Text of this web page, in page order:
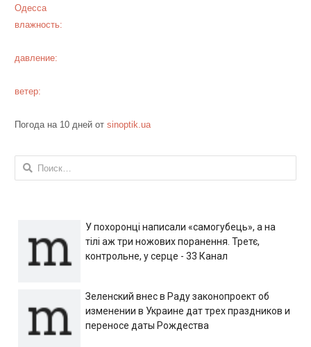
Одесса
влажность:
давление:
ветер:
Погода на 10 дней от sinoptik.ua
Найти:
У похоронці написали «самогубець», а на
тілі аж три ножових поранення. Третє,
контрольне, у серце - 33 Канал
Зеленский внес в Раду законопроект об
изменении в Украине дат трех праздников и
переносе даты Рождества